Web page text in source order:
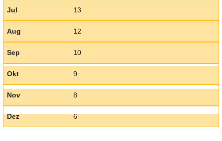
Jul 13
Aug 12
Sep 10
Okt 9
Nov 8
Dez 6